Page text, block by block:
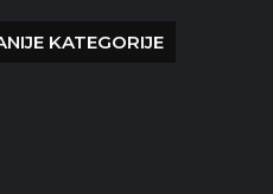
KATEGORIJE